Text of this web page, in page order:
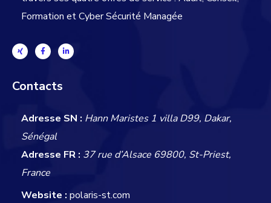
Formation et Cyber Sécurité Managée
Contacts
Adresse SN : Hann Maristes 1 villa D99, Dakar,
Sénégal
Adresse FR : 37 rue d’Alsace 69800, St-Priest,
France
Website : polaris-st.com